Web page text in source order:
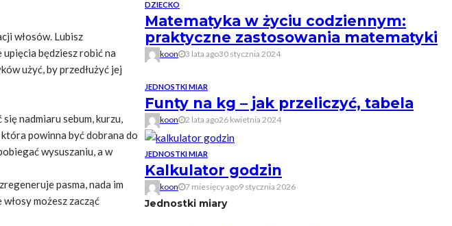
włosów. Lubisz
będziesz robić na
użyć, by przedłużyć jej
nadmiaru sebum, kurzu,
powinna być dobrana do
wysuszaniu, a w
pasma, nada im
możesz zacząć
DZIECKO
Matematyka w życiu codziennym:
praktyczne zastosowania matematyki
koon 3 lata ago30 stycznia 2024
JEDNOSTKI MIAR
Funty na kg – jak przeliczyć, tabela
koon 2 lata ago26 kwietnia 2024
JEDNOSTKI MIAR
Kalkulator godzin
koon 7 miesięcy ago9 stycznia 2026
Jednostki miary